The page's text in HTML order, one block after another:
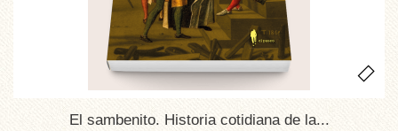
El sambenito. Historia cotidiana de la...